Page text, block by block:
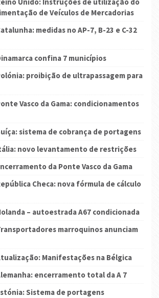
de Veículos de Mercadorias
medidas no AP-7, B-23 e C-32
confina 7 municípios
proibição de ultrapassagem para
Vasco da Gama: condicionamentos
sistema de cobrança de portagens
novo levantamento de restrições
da Ponte Vasco da Gama
Checa: nova fórmula de cálculo
– autoestrada A67 condicionada
marroquinos anunciam
Manifestações na Bélgica
encerramento total da A 7
Sistema de portagens